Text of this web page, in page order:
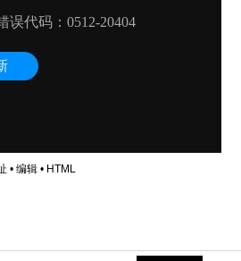
• 编辑• HTML